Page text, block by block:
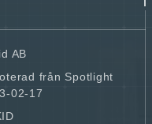
AB
från Spotlight
02-17